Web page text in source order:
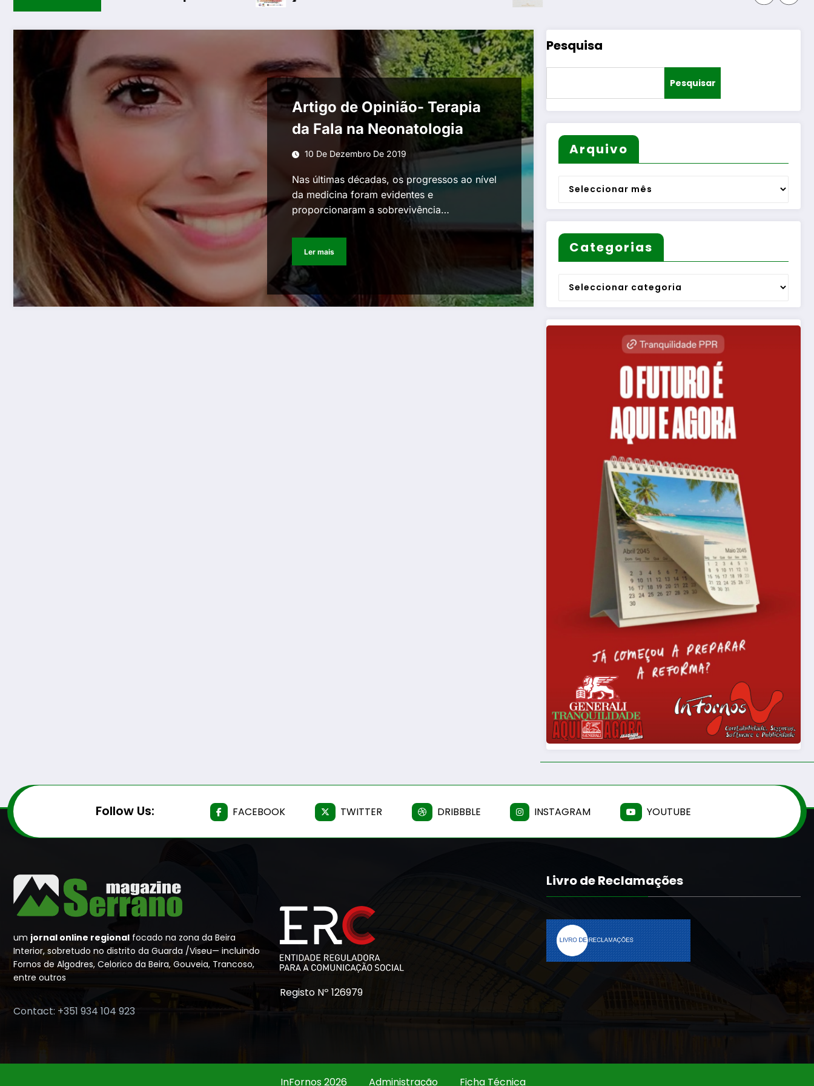
Artigo de Opinião- Terapia
da Fala na Neonatologia
10 De Dezembro De 2019
Nas últimas décadas, os progressos ao nível
da medicina foram evidentes e
proporcionaram a sobrevivência…
Ler mais
Pesquisa
Pesquisar
Arquivo
Arquivo
Categorias
Categorias
Follow Us: FACEBOOK TWITTER DRIBBBLE INSTAGRAM YOUTUBE
um jornal online regional focado na zona da Beira
Interior, sobretudo no distrito da Guarda /Viseu— incluindo
Fornos de Algodres, Celorico da Beira, Gouveia, Trancoso,
entre outros
Contact: +351 934 104 923
Registo Nº 126979
Livro de Reclamações
InFornos 2026 Administração Ficha Técnica